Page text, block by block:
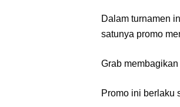
Dalam turnamen
satunya promo
Grab
Promo ini berlaku